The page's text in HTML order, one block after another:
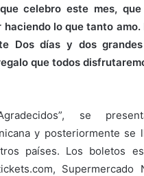
celebro este mes,
haciendo lo que tanto amo.
Dos días y dos
que todos
se
y posteriormente se
países. Los boletos
Supermercado